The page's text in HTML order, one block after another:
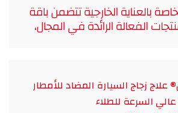
بالعناية الخارجية تتضمن باقة
الفعالة الرائدة في المجال،
علاج زجاج السيارة المضاد للأمطار
عالي السرعة للطلاء